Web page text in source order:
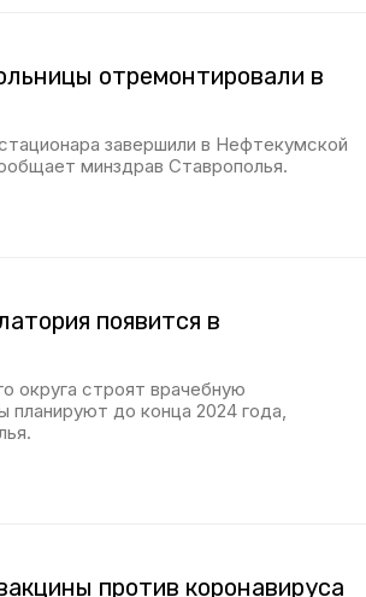
отремонтировали в
завершили в Нефтекумской
минздрав Ставрополья.
появится в
округа строят врачебную
до конца 2024 года,
против коронавируса